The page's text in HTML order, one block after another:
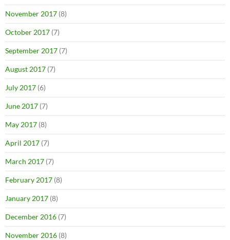
November 2017 (8)
October 2017 (7)
September 2017 (7)
August 2017 (7)
July 2017 (6)
June 2017 (7)
May 2017 (8)
April 2017 (7)
March 2017 (7)
February 2017 (8)
January 2017 (8)
December 2016 (7)
November 2016 (8)